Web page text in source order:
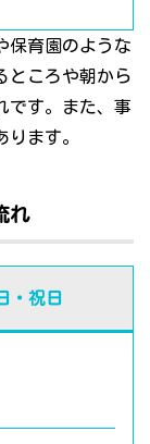
保育園のような
ところや朝から
です。また、事
ます。
れ
・祝日